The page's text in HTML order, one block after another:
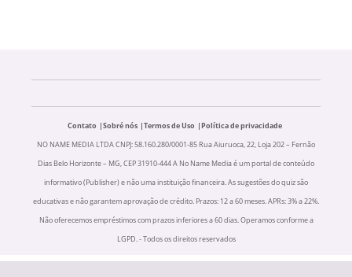
Contato Sobré nós Termos de Uso
Política de privacidade
NO NAME MEDIA LTDA CNPJ: 58.160.280/0001-85 Rua Aiuruoca, 22, Loja 202 – Fernão
Dias Belo Horizonte – MG, CEP 31910-444 A No Name Media é um portal de conteúdo
informativo (Publisher) e não uma instituição financeira. As sugestões do quiz são
educativas e não garantem aprovação de crédito. Prazos: 12 a 60 meses. APRs: 3% a 22%.
Não oferecemos empréstimos com prazos inferiores a 60 dias. Operamos conforme a
LGPD. - Todos os direitos reservados